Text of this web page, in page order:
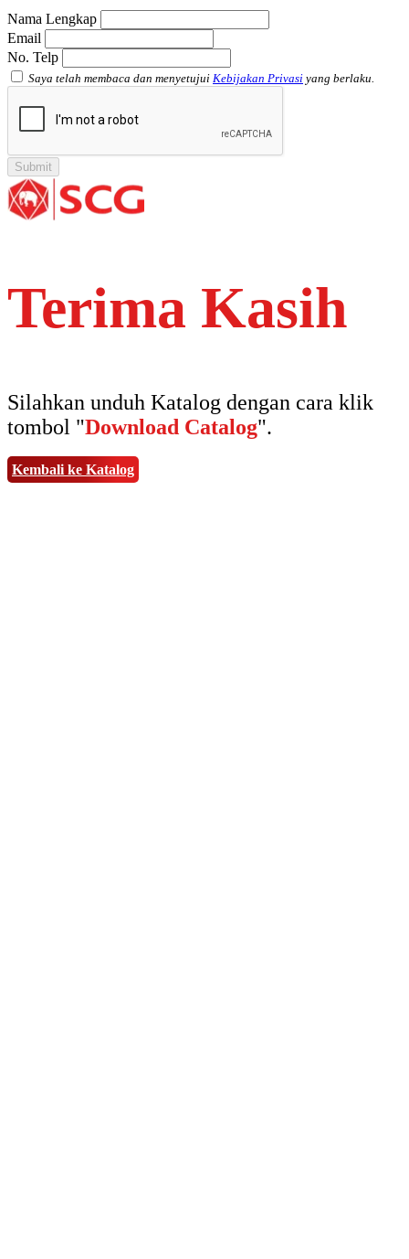
Nama Lengkap
Email
No. Telp
Saya telah membaca dan menyetujui Kebijakan Privasi yang berlaku.
Terima Kasih
Silahkan unduh Katalog dengan cara klik
tombol "Download Catalog".
Kembali ke Katalog